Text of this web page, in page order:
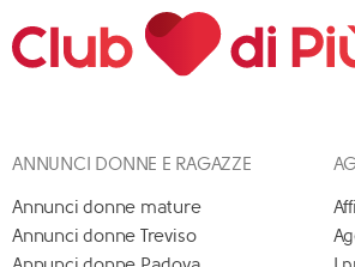
ANNUNCI DONNE E RAGAZZE
Annunci donne mature
Annunci donne Treviso